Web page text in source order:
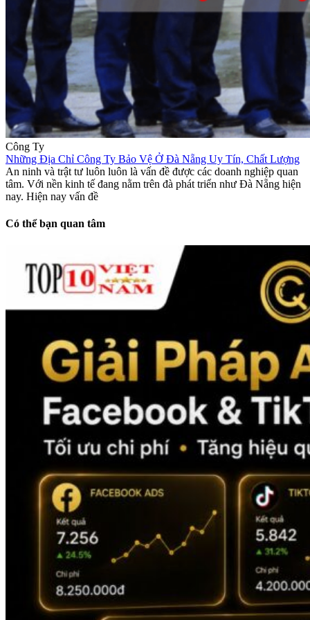
Công Ty
Những Địa Chỉ Công Ty Bảo Vệ Ở Đà Nẵng Uy Tín, Chất Lượng
An ninh và trật tư luôn luôn là vấn đề được các doanh nghiệp quan
tâm. Với nền kinh tế đang nằm trên đà phát triển như Đà Nẵng hiện
nay. Hiện nay vấn đề
Có thể bạn quan tâm